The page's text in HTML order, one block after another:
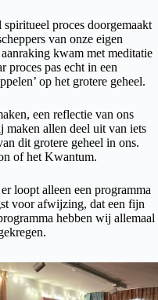
spiritueel proces doorgemaakt
van onze eigen
kwam met meditatie
proces pas echt in een
op het grotere geheel.
een reflectie van ons
allen deel uit van iets
dit grotere geheel in ons.
of het Kwantum.
loopt alleen een programma
voor afwijzing, dat een fijn
hebben wij allemaal